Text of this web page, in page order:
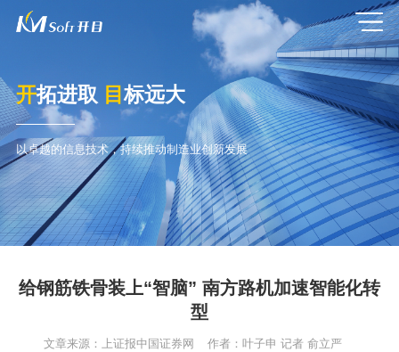
开拓进取 目 标远大
以卓越的信息技术，持续推动制造业创新发展
给钢筋铁骨装上“智脑” 南方路机加速智能化转
型
文章来源： 上证报中国证券网 作者： 叶子申 记者 俞立严